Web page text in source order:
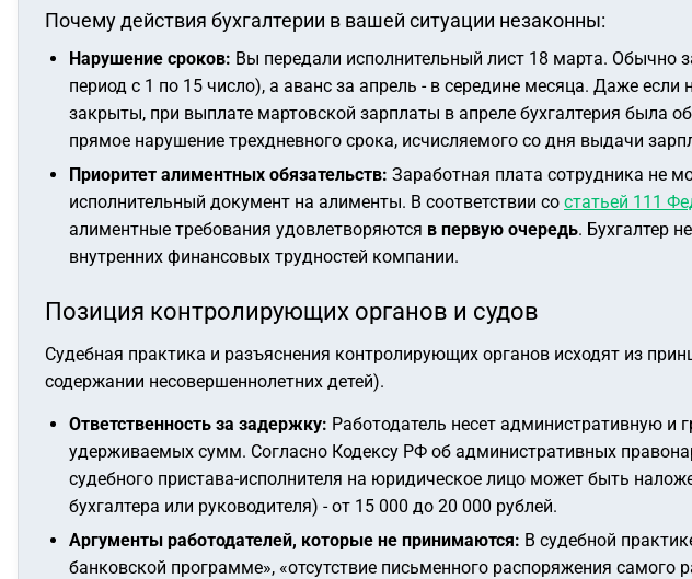
Почему действия бухгалтерии в вашей ситуации незаконны:
Нарушение сроков: Вы передали исполнительный лист 18 марта. Обычно
период с 1 по 15 число), а аванс за апрель - в середине месяца. Даже
закрыты, при выплате мартовской зарплаты в апреле бухгалтерия была
прямое нарушение трехдневного срока, исчисляемого со дня выдачи
Приоритет алиментных обязательств: Заработная плата сотрудника не
исполнительный документ на алименты. В соответствии со статьей 111
алиментные требования удовлетворяются в первую очередь. Бухгалтер
внутренних финансовых трудностей компании.
Позиция контролирующих органов и судов
Судебная практика и разъяснения контролирующих органов исходят из
содержании несовершеннолетних детей).
Ответственность за задержку: Работодатель несет административную и
удерживаемых сумм. Согласно Кодексу РФ об административных
судебного пристава-исполнителя на юридическое лицо может быть
бухгалтера или руководителя) - от 15 000 до 20 000 рублей.
Аргументы работодателей, которые не принимаются: В судебной
банковской программе», «отсутствие письменного распоряжения